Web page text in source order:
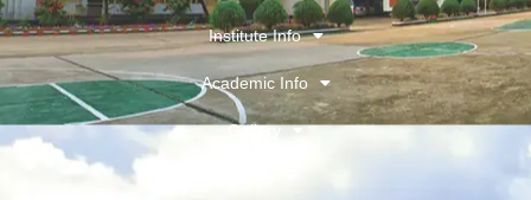
Institute Info
Academic Info
Gallery